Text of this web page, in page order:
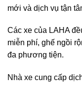
mới và dịch vụ tận
Các xe của LAHA
miễn phí, ghế ngồi
đa phương tiện.
Nhà xe cung cấp